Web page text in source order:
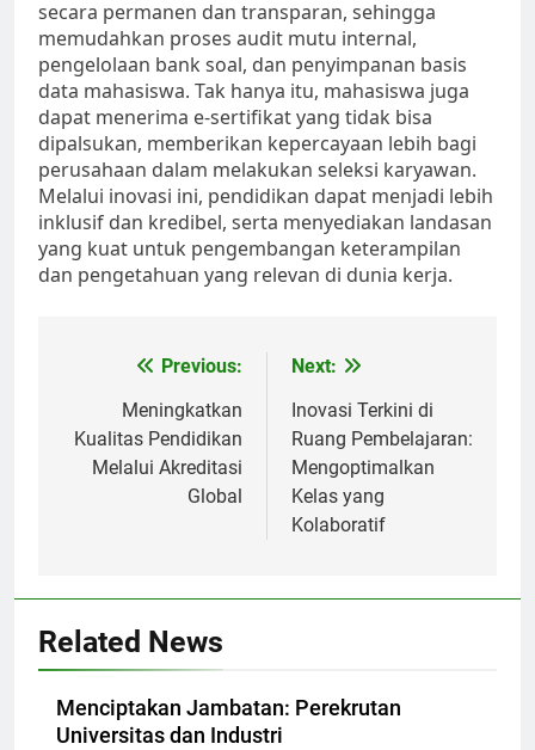
secara permanen dan transparan, sehingga
memudahkan proses audit mutu internal,
pengelolaan bank soal, dan penyimpanan basis
data mahasiswa. Tak hanya itu, mahasiswa juga
dapat menerima e-sertifikat yang tidak bisa
dipalsukan, memberikan kepercayaan lebih bagi
perusahaan dalam melakukan seleksi karyawan.
Melalui inovasi ini, pendidikan dapat menjadi lebih
inklusif dan kredibel, serta menyediakan landasan
yang kuat untuk pengembangan keterampilan
dan pengetahuan yang relevan di dunia kerja.
navigation
Previous:
Meningkatkan
Kualitas Pendidikan
Melalui Akreditasi
Global
Next:
Inovasi Terkini di
Ruang Pembelajaran:
Mengoptimalkan
Kelas yang
Kolaboratif
Related News
Menciptakan Jambatan: Perekrutan
Universitas dan Industri